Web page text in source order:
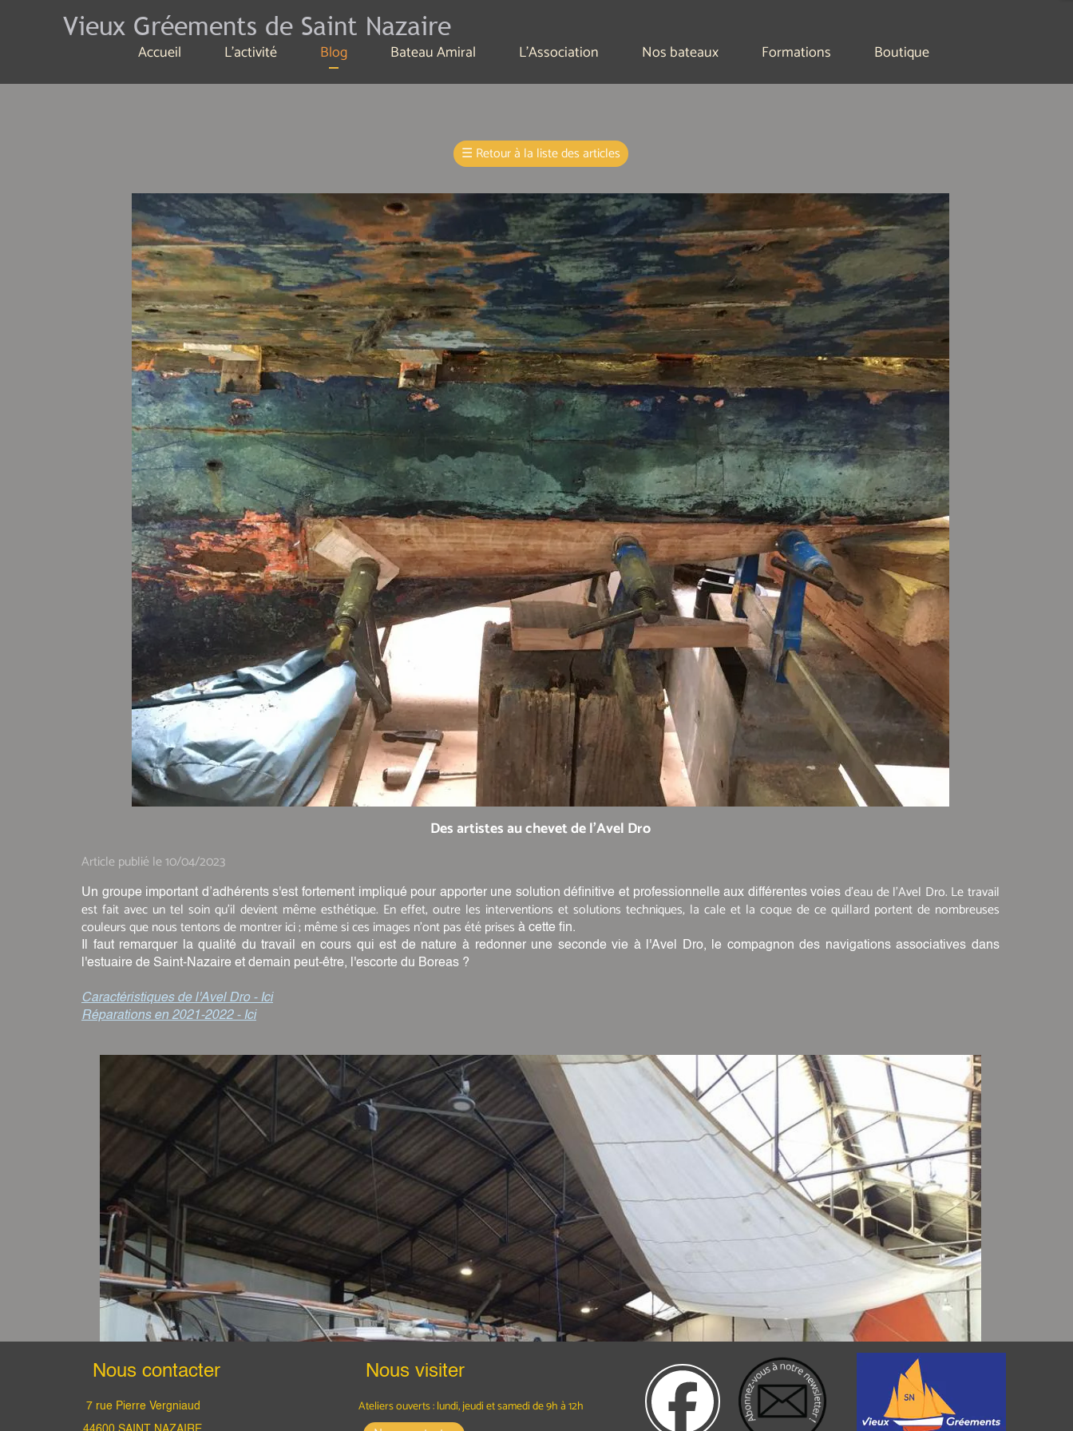
Accueil L'activité Blog Bateau Amiral L'Association Nos bateaux Formations Boutique
Vieux Gréements de Saint Nazaire
Nous contacter
7 rue Pierre Vergniaud
Nous visiter
Ateliers ouverts : lundi, jeudi et samedide 9h à 12h
☰ Retour à la liste des articles
Des artistes au chevet de l'Avel Dro
Article publié le 10/04/2023
Un groupe important d’adhérents s'est fortement impliqué pour apporter une solution définitive et professionnelle aux différentes voiesd'eau de l'Avel Dro. Le travail
est fait avec un tel soin qu'il devient même esthétique. En effet, outre les interventions et solutions techniques, la cale et la coque de ce quillard portent de nombreuses
couleurs que nous tentons de montrer ici ; même si ces images n'ont pas été prises à cette fin.
Il faut remarquer la qualité du travail en cours qui est de nature à redonner une seconde vie à l'Avel Dro, le compagnon des navigations associatives dans
l'estuaire de Saint-Nazaire et demain peut-être, l'escorte du Boreas ?
Caractéristiques de l'Avel Dro - Ici
Réparations en 2021-2022 - Ici